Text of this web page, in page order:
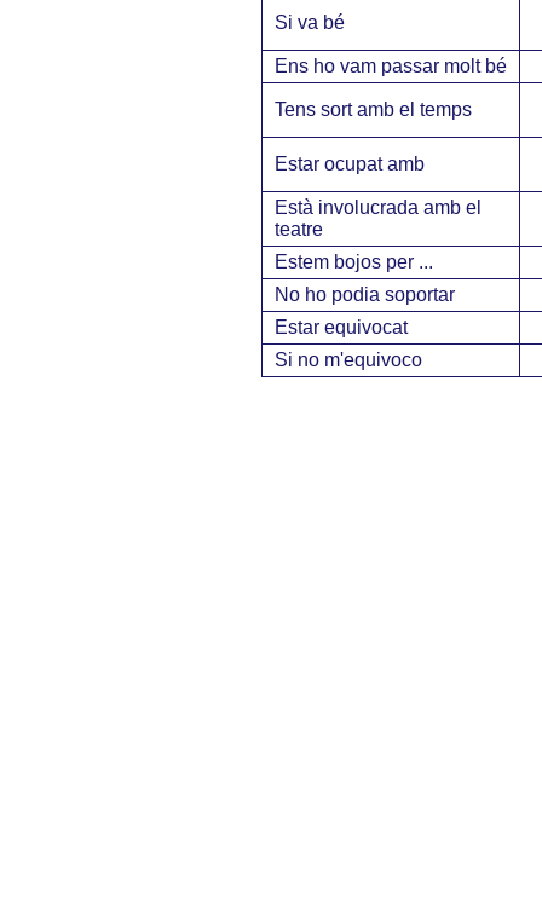
Si va bé
Ens ho vam passar molt bé
Tens sort amb el temps
Estar ocupat amb
Està involucrada amb el
teatre
Estem bojos per ...
No ho podia soportar
Estar equivocat
Si no m'equivoco